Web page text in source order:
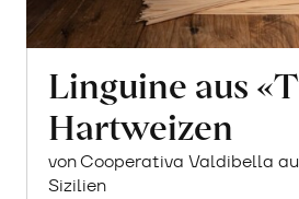
Linguine aus
Hartweizen
von Cooperativa Valdibella
Sizilien